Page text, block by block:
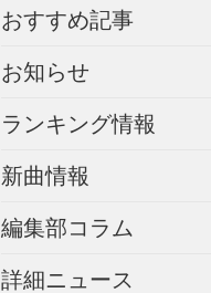
おすすめ記事
お知らせ
ランキング情報
新曲情報
編集部コラム
詳細ニュース